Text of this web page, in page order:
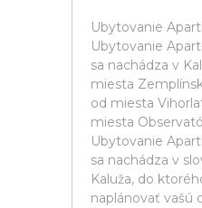
Ubytovanie
Ubytovanie
sa nachádza v
miesta
od miesta
miesta
Ubytovanie
sa nachádza v
Kaluža, do
naplánovať vašú